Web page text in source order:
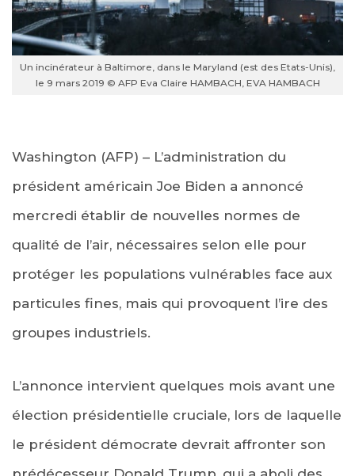
Un incinérateur à Baltimore, dans le Maryland (est des Etats-Unis),
le 9 mars 2019 © AFP Eva Claire HAMBACH, EVA HAMBACH
Washington (AFP) – L’administration du
président américain Joe Biden a annoncé
mercredi établir de nouvelles normes de
qualité de l’air, nécessaires selon elle pour
protéger les populations vulnérables face aux
particules fines, mais qui provoquent l’ire des
groupes industriels.
L’annonce intervient quelques mois avant une
élection présidentielle cruciale, lors de laquelle
le président démocrate devrait affronter son